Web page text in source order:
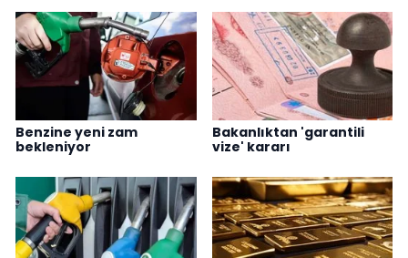
Benzine yeni zam
bekleniyor
Bakanlıktan 'garantili
vize' kararı